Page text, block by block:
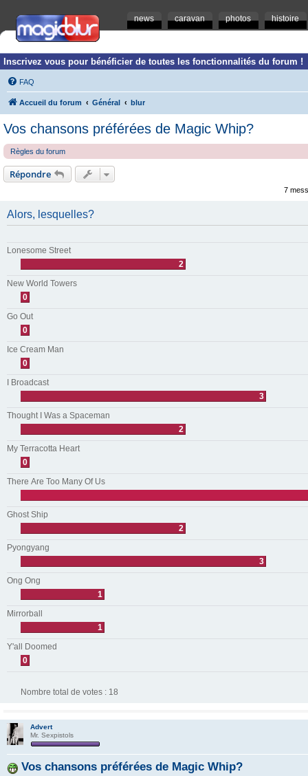
news caravan photos histoire
Inscrivez vous pour bénéficier de toutes les fonctionnalités du forum !
FAQ
Accueil du forum Général blur
Vos chansons préférées de Magic Whip?
Règles du forum
Répondre
7
Alors, lesquelles?
Lonesome Street
2
New World Towers
0
Go Out
0
Ice Cream Man
0
I Broadcast
3
Thought I Was a Spaceman
2
My Terracotta Heart
0
There Are Too Many Of Us
Ghost Ship
2
Pyongyang
3
Ong Ong
1
Mirrorball
1
Y'all Doomed
0
Nombre total de votes : 18
Advert
Mr. Sexpistols
Vos chansons préférées de Magic Whip?